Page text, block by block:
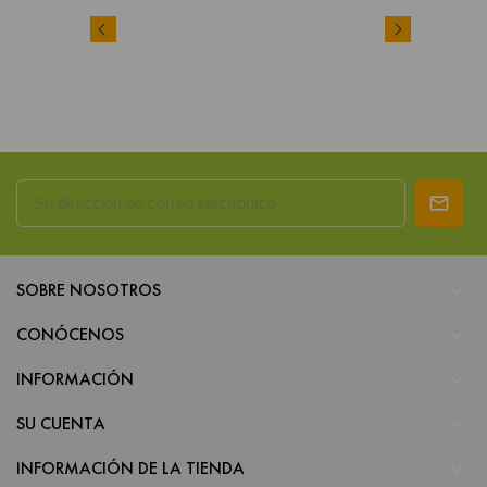
SOBRE NOSOTROS
CONÓCENOS
INFORMACIÓN
SU CUENTA
INFORMACIÓN DE LA TIENDA